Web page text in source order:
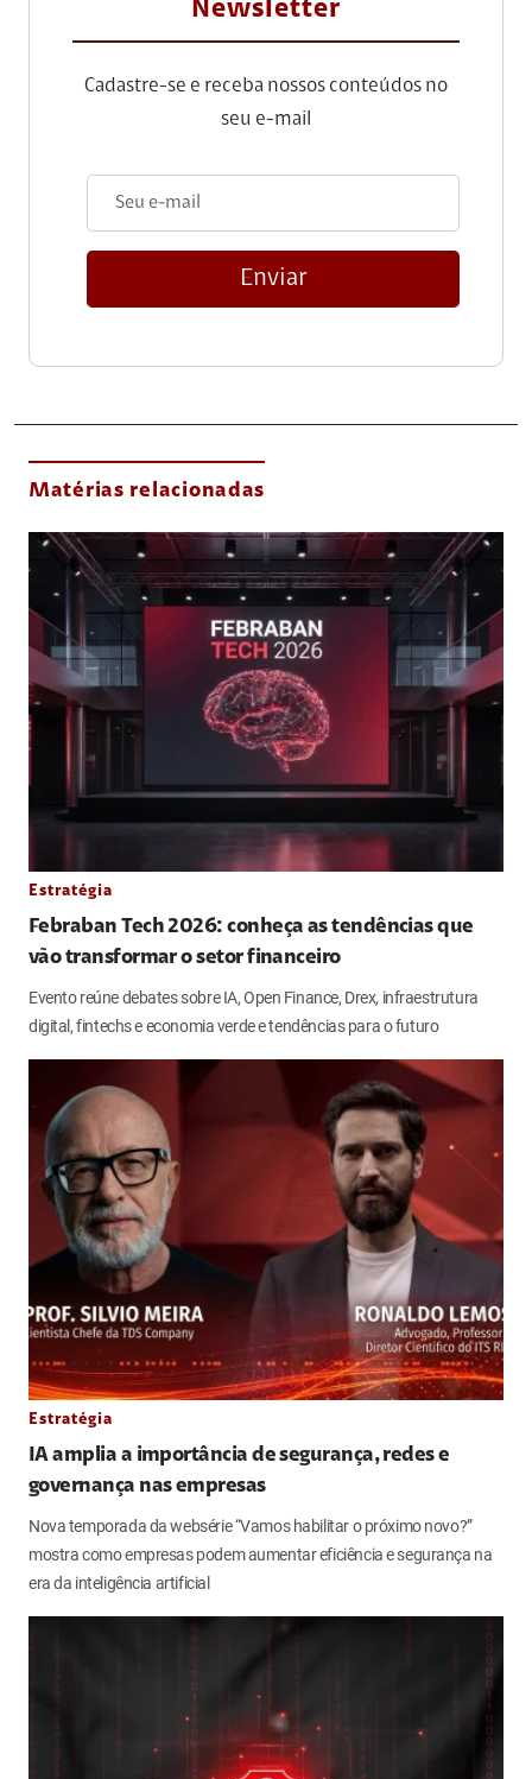
Newsletter
Cadastre-se e receba nossos conteúdos no
seu e-mail
Enviar
Matérias relacionadas
Estratégia
Febraban Tech 2026: conheça as tendências que
vão transformar o setor financeiro
Evento reúne debates sobre IA, Open Finance, Drex, infraestrutura
digital, fintechs e economia verde e tendências para o futuro
Estratégia
IA amplia a importância de segurança, redes e
governança nas empresas
Nova temporada da websérie “Vamos habilitar o próximo novo?”
mostra como empresas podem aumentar eficiência e segurança na
era da inteligência artificial